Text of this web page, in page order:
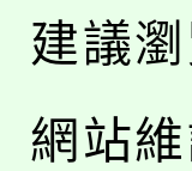
建議
網站